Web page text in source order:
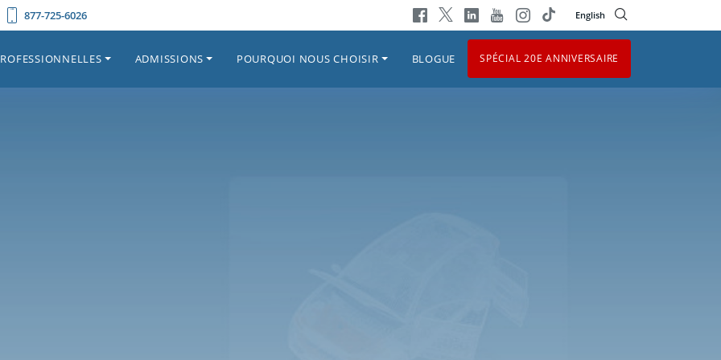
877-725-6026 English
ADMISSIONS POURQUOI NOUS CHOISIR BLOGUE SPÉCIAL 20E ANNIVERSAIRE